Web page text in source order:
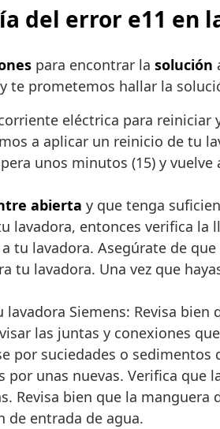
del error e11 en
para encontrar la solución
te prometemos hallar la
eléctrica para reiniciar
a aplicar un reinicio de tu
unos minutos (15) y
abierta y que tenga
entonces verifica
tu lavadora. Asegúrate de
tu lavadora. Una vez que
lavadora Siemens: Revisa
las juntas y conexiones
por suciedades o
unas nuevas. Verifica
Revisa bien que la
de entrada de agua.